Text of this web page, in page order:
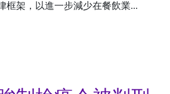
框架，以進一步減少在餐飲業...